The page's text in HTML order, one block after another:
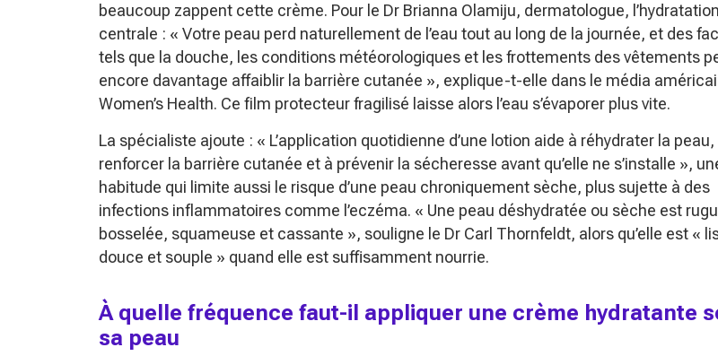
beaucoup zappent cette crème. Pour le Dr Brianna Olamiju, dermatologue,
centrale : « Votre peau perd naturellement de l’eau tout au long de la journée, et des
tels que la douche, les conditions météorologiques et les frottements des vêtements
encore davantage affaiblir la barrière cutanée », explique-t-elle dans le média
Women’s Health. Ce film protecteur fragilisé laisse alors l’eau s’évaporer plus vite.
La spécialiste ajoute : « L’application quotidienne d’une lotion aide à réhydrater la peau,
renforcer la barrière cutanée et à prévenir la sécheresse avant qu’elle ne s’installe »,
habitude qui limite aussi le risque d’une peau chroniquement sèche, plus sujette à des
infections inflammatoires comme l’eczéma. « Une peau déshydratée ou sèche est
bosselée, squameuse et cassante », souligne le Dr Carl Thornfeldt, alors qu’elle est «
douce et souple » quand elle est suffisamment nourrie.
À quelle fréquence faut-il appliquer une crème hydratante
sa peau